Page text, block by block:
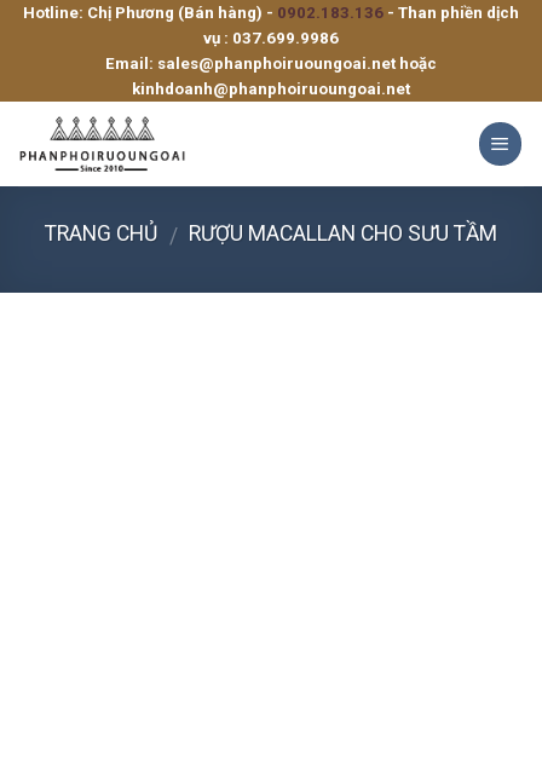
SkipHotline: Chị Phương (Bán hàng) - 0902.183.136 - Than phiền dịch
vụ : 037.699.9986
Email: sales@phanphoiruoungoai.net hoặc
kinhdoanh@phanphoiruoungoai.net
TRANG CHỦ / RƯỢU MACALLAN CHO SƯU TẦM